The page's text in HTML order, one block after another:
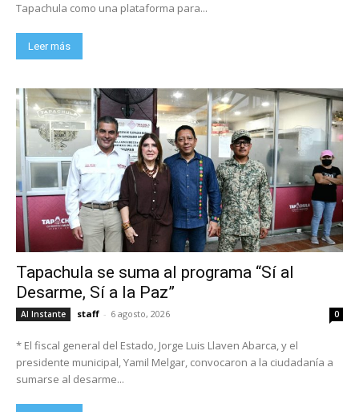
Tapachula como una plataforma para...
Leer más
Tapachula se suma al programa “Sí al
Desarme, Sí a la Paz”
Al Instante staff - 6 agosto, 2026 0
* El fiscal general del Estado, Jorge Luis Llaven Abarca, y el
presidente municipal, Yamil Melgar, convocaron a la ciudadanía a
sumarse al desarme...